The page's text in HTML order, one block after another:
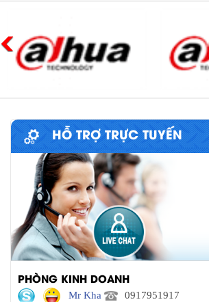
HỖ TRỢ TRỰC TUYẾN
PHÒNG KINH DOANH
Mr Kha 0917951917